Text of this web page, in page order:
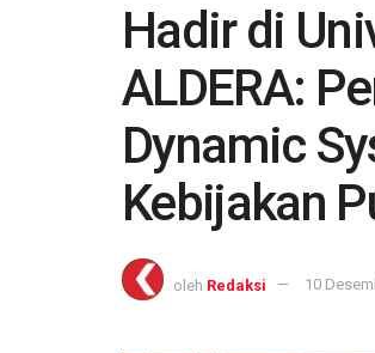
Hadir di
ALDERA:
Dynamic
Kebijakan
oleh Redaksi 10